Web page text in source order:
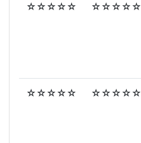
☆☆☆☆☆ ☆☆☆☆☆
☆☆☆☆☆ ☆☆☆☆☆